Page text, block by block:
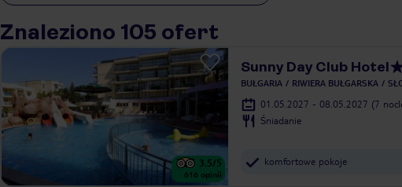
Znaleziono 105 ofert
3.5/5
616 opinii
Sunny Day Club Hotel
BUŁGARIA RIWIERA BUŁGARSKA
01.05.2027 - 08.05.2027 (7
Śniadanie
komfortowe pokoje